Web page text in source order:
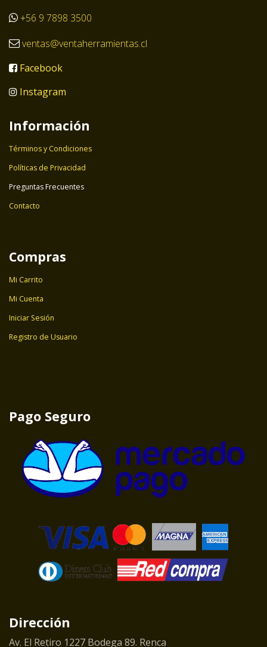
+56 9 7898 3500
ventas@ventaherramientas.cl
Facebook
Instagram
Información
Términos y Condiciones
Políticas de Privacidad
Preguntas Frecuentes
Contacto
Compras
Mi Carrito
Mi Cuenta
Iniciar Sesión
Registro de Usuario
Pago Seguro
Dirección
Av. El Retiro 1227 Bodega 89. Renca